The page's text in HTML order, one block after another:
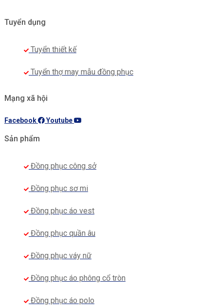
Tuyển dụng
Tuyển thiết kế
Tuyển thợ may mẫu đồng phục
Mạng xã hội
Facebook Youtube
Sản phẩm
Đồng phục công sở
Đồng phục sơ mi
Đồng phục áo vest
Đồng phục quần âu
Đồng phục váy nữ
Đồng phục áo phông cổ tròn
Đồng phục áo polo